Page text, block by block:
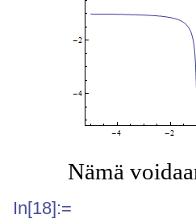
Nämä
In[18]:=